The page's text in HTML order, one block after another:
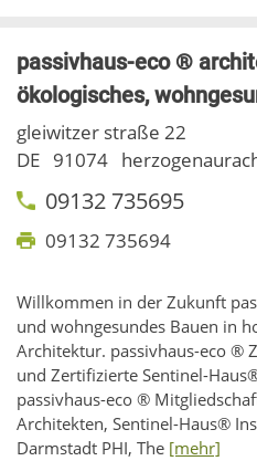
passivhaus-eco ®
ökologisches,
gleiwitzer straße 22
DE 91074
09132 735695
09132 735694
Willkommen in der Zukunft
und wohngesundes Bauen in
Architektur. passivhaus-eco ®
und Zertifizierte Sentinel-
passivhaus-eco ®
Architekten, Sentinel-Haus®
Darmstadt PHI, The [mehr]